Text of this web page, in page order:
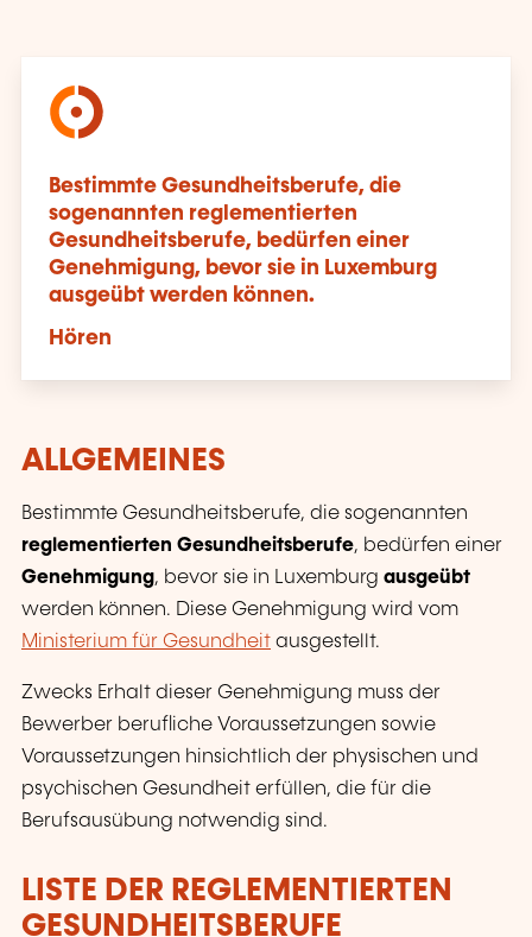
Bestimmte Gesundheitsberufe, die
sogenannten reglementierten
Gesundheitsberufe, bedürfen einer
Genehmigung, bevor sie in Luxemburg
ausgeübt werden können.
Hören
ALLGEMEINES
Bestimmte Gesundheitsberufe, die sogenannten
reglementierten Gesundheitsberufe, bedürfen einer
Genehmigung, bevor sie in Luxemburg ausgeübt
werden können. Diese Genehmigung wird vom
Ministerium für Gesundheit ausgestellt.
Zwecks Erhalt dieser Genehmigung muss der
Bewerber berufliche Voraussetzungen sowie
Voraussetzungen hinsichtlich der physischen und
psychischen Gesundheit erfüllen, die für die
Berufsausübung notwendig sind.
LISTE DER REGLEMENTIERTEN
GESUNDHEITSBERUFE